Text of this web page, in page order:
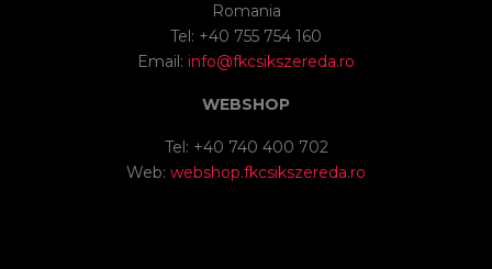
Romania
Tel: +40 755 754 160
Email: info@fkcsikszereda.ro
WEBSHOP
Tel: +40 740 400 702
Web: webshop.fkcsikszereda.ro